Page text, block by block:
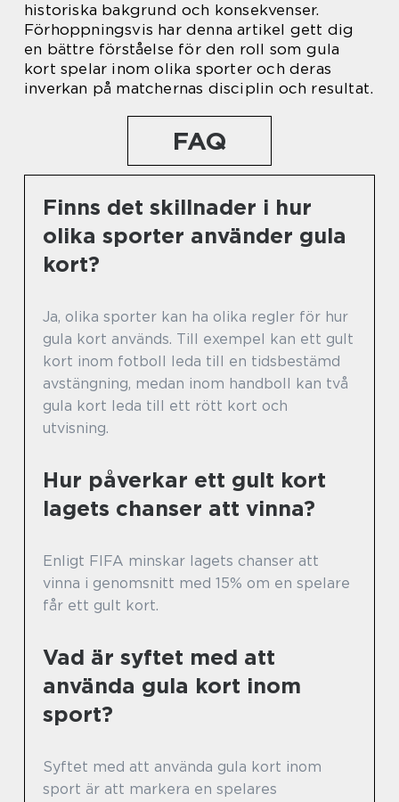
historiska bakgrund och konsekvenser.
Förhoppningsvis har denna artikel gett dig
en bättre förståelse för den roll som gula
kort spelar inom olika sporter och deras
inverkan på matchernas disciplin och resultat.
FAQ
Finns det skillnader i hur
olika sporter använder gula
kort?
Ja, olika sporter kan ha olika regler för hur
gula kort används. Till exempel kan ett gult
kort inom fotboll leda till en tidsbestämd
avstängning, medan inom handboll kan två
gula kort leda till ett rött kort och
utvisning.
Hur påverkar ett gult kort
lagets chanser att vinna?
Enligt FIFA minskar lagets chanser att
vinna i genomsnitt med 15% om en spelare
får ett gult kort.
Vad är syftet med att
använda gula kort inom
sport?
Syftet med att använda gula kort inom
sport är att markera en spelares